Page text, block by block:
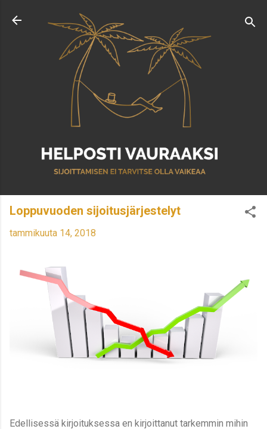
Loppuvuoden sijoitusjärjestelyt
tammikuuta 14, 2018
Edellisessä kirjoituksessa en kirjoittanut tarkemmin mihin